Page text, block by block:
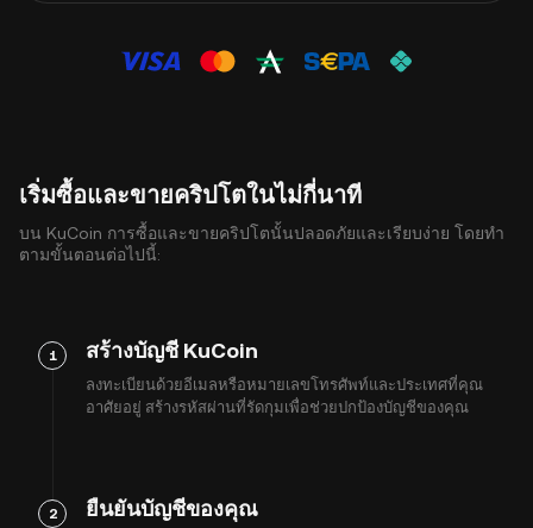
เริ่มซื้อและขายคริปโตในไม่กี่นาที
บน KuCoin การซื้อและขายคริปโตนั้นปลอดภัยและเรียบง่าย โดยทำ
ตามขั้นตอนต่อไปนี้:
1 สร้างบัญชี KuCoin
ลงทะเบียนด้วยอีเมลหรือหมายเลขโทรศัพท์และประเทศที่คุณ
อาศัยอยู่ สร้างรหัสผ่านที่รัดกุมเพื่อช่วยปกป้องบัญชีของคุณ
2 ยืนยันบัญชีของคุณ